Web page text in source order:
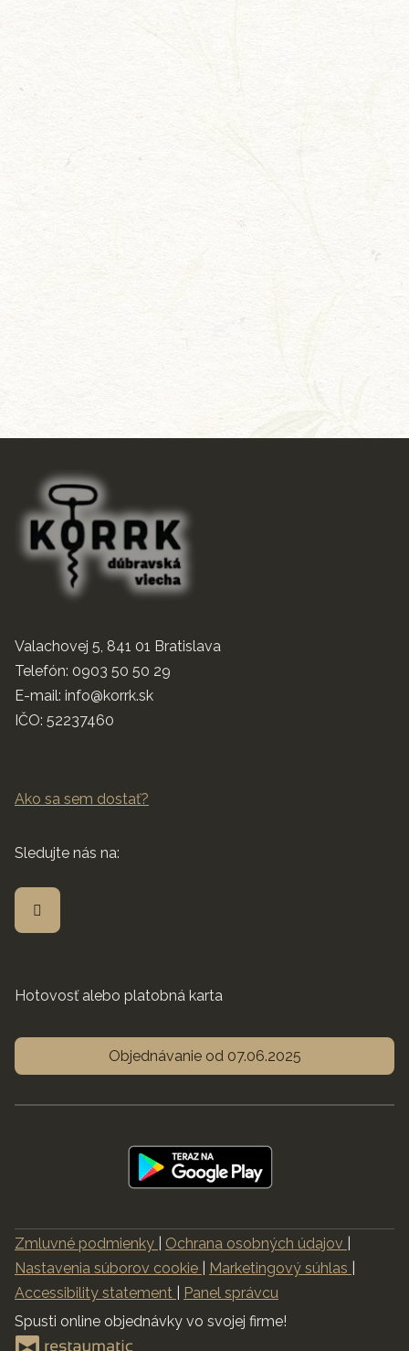
Valachovej 5, 841 01 Bratislava
Telefón: 0903 50 50 29
E-mail: info@korrk.sk
IČO: 52237460
Ako sa sem dostať?
Sledujte nás na:
Hotovosť alebo platobná karta
Objednávanie od 07.06.2025
Zmluvné podmienky Ochrana osobných údajov
Nastavenia súborov cookie
Marketingový súhlas
Accessibility statement
Panel správcu
Spusti online objednávky vo svojej firme!